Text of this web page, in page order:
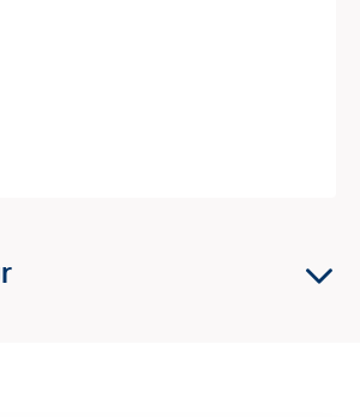
nicht mit der INFINA Credit Broker
Objekt wird von einem externen
angeboten. Allfällige aus dem
Rechte sind ausschließlich
und Informationen lediglich
sind und daher ohne